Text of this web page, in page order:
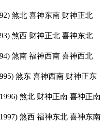
煞北 喜神东南 财神正北
煞西 财神正北 喜神东北
煞南 福神西南 喜神西北
煞东 喜神西南 财神正东
煞北 财神正南 喜神正南
煞西 福神东北 喜神东南